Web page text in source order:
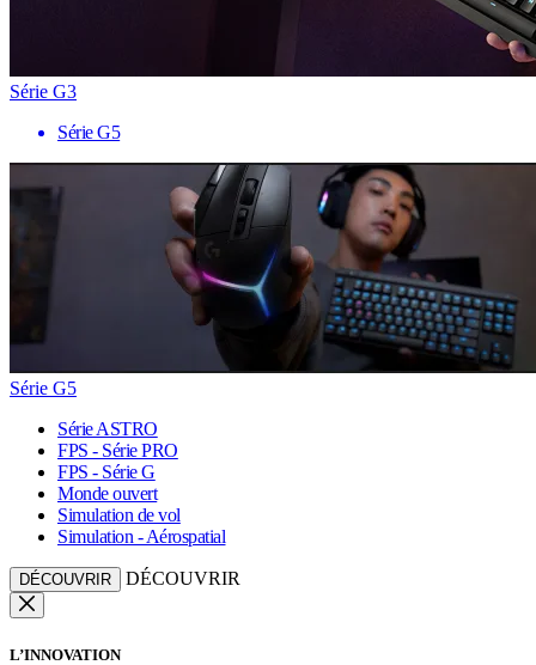
Série G3
Série G5
Série G5
Série ASTRO
FPS - Série PRO
FPS - Série G
Monde ouvert
Simulation de vol
Simulation - Aérospatial
DÉCOUVRIR DÉCOUVRIR
L’INNOVATION